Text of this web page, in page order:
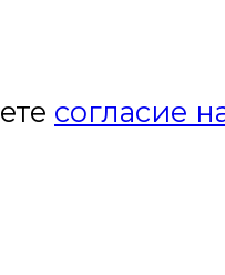
согласие